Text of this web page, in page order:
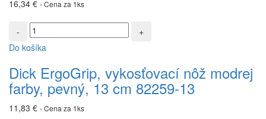
cm,
16,34 € - Cena za 1ks
množstvo
Dick
ErgoGrip,
nôž
modrej
farby,
pevný,
Do košíka
Dick ErgoGrip, vykosťovací nôž modrej
farby, pevný, 13 cm 82259-13
11,83 € - Cena za 1ks